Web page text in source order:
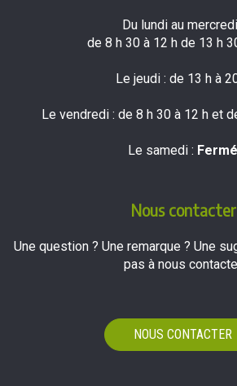
Du lundi au
de 8 h 30 à 12 h de 13 h
Le jeudi : de 13 h à
Le vendredi : de 8 h 30 à 12 h et
Le samedi : Fermé
Nous contacter
Une question ? Une remarque ? Une
pas à nous
NOUS CONTACTER